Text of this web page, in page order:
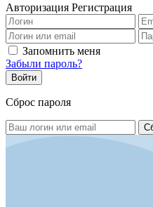
Авторизация Регистрация
Запомнить меня
Забыли пароль?
Сброс пароля